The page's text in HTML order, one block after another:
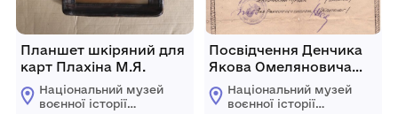
Планшет шкіряний для
карт Плахіна М.Я.
Національний музей
воєнної історії
Посвідчення Денчика
Якова Омеляновича
про закінчення 6-
тимісячних курсів
Національний музей
воєнної історії